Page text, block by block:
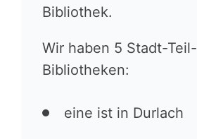
Bibliothek.
Wir haben 5 Stadt-Teil-
Bibliotheken:
eine ist in Durlach